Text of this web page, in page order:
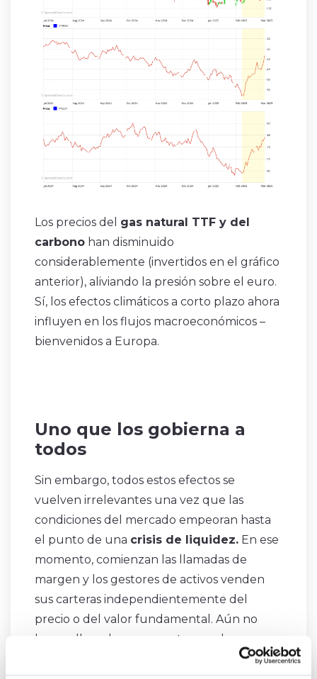
Los precios del gas natural TTF y del
carbono han disminuido
considerablemente (invertidos en el gráfico
anterior), aliviando la presión sobre el euro.
Sí, los efectos climáticos a corto plazo ahora
influyen en los flujos macroeconómicos –
bienvenidos a Europa.
Uno que los gobierna a
todos
Sin embargo, todos estos efectos se
vuelven irrelevantes una vez que las
condiciones del mercado empeoran hasta
el punto de una crisis de liquidez. En ese
momento, comienzan las llamadas de
margen y los gestores de activos venden
sus carteras independientemente del
precio o del valor fundamental. Aún no
hemos llegado a ese punto, y no hay